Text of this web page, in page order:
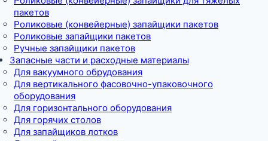
пакетов
Роликовые (конвейерные) запайщики пакетов
Роликовые запайщики пакетов
Ручные запайщики пакетов
Запасные части и расходные материалы
Для вакуумного обрудования
Для вертикального фасовочно-упаковочного
оборудования
Для горизонтального оборудования
Для горячих столов
Для запайщиков лотков